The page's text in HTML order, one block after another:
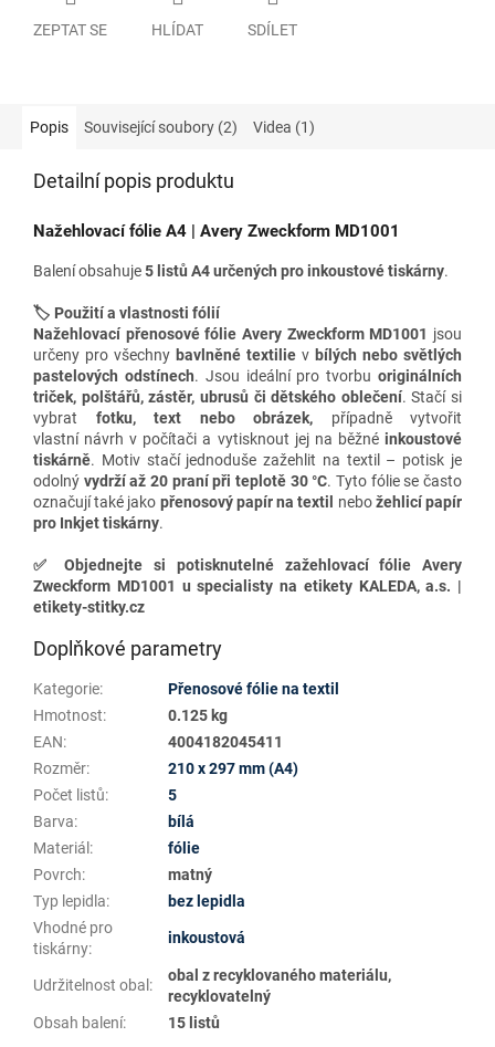
ZEPTAT SE HLÍDAT SDÍLET
Popis Související soubory (2) Videa (1)
Detailní popis produktu
Nažehlovací fólie A4 | Avery Zweckform MD1001
Balení obsahuje5 listů A4určených proinkoustovétiskárny.
🏷️ Použití a vlastnosti fólií
Nažehlovací přenosové fólie Avery Zweckform MD1001 jsou
určeny pro všechny bavlněné textilie v bílých nebo světlých
pastelových odstínech. Jsou ideální pro tvorbuoriginálních
triček, polštářů, zástěr, ubrusů či dětského oblečení. Stačí si
vybrat fotku, text nebo obrázek, případně vytvořit
vlastní návrh v počítači a vytisknout jej na běžné inkoustové
tiskárně. Motiv stačí jednoduše zažehlit na textil – potisk je
odolný vydrží až 20 praní při teplotě 30 °C. Tyto fólie se často
označují také jako přenosový papír na textil nebožehlicí papír
pro Inkjet tiskárny.
✅Objednejte si potisknutelné zažehlovací fólie Avery
Zweckform MD1001 u specialisty na etikety KALEDA, a.s. |
etikety-stitky.cz
Doplňkové parametry
Kategorie:
Přenosové fólie na textil
Hmotnost:
0.125 kg
EAN:
4004182045411
Rozměr:
210 x 297 mm (A4)
Počet listů:
5
Barva:
bílá
Materiál :
fólie
Povrch:
matný
Typ lepidla:
bez lepidla
Vhodné pro
tiskárny:
inkoustová
Udržitelnost obal :
obal z recyklovaného materiálu,
recyklovatelný
Obsah balení: 15 listů